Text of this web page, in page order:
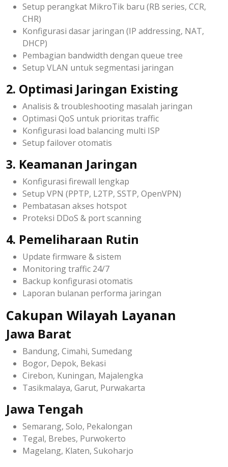
Setup perangkat MikroTik baru (RB series, CCR,
CHR)
Konfigurasi dasar jaringan (IP addressing, NAT,
DHCP)
Pembagian bandwidth dengan queue tree
Setup VLAN untuk segmentasi jaringan
2. Optimasi Jaringan Existing
Analisis & troubleshooting masalah jaringan
Optimasi QoS untuk prioritas traffic
Konfigurasi load balancing multi ISP
Setup failover otomatis
3. Keamanan Jaringan
Konfigurasi firewall lengkap
Setup VPN (PPTP, L2TP, SSTP, OpenVPN)
Pembatasan akses hotspot
Proteksi DDoS & port scanning
4. Pemeliharaan Rutin
Update firmware & sistem
Monitoring traffic 24/7
Backup konfigurasi otomatis
Laporan bulanan performa jaringan
Cakupan Wilayah Layanan
Jawa Barat
Bandung, Cimahi, Sumedang
Bogor, Depok, Bekasi
Cirebon, Kuningan, Majalengka
Tasikmalaya, Garut, Purwakarta
Jawa Tengah
Semarang, Solo, Pekalongan
Tegal, Brebes, Purwokerto
Magelang, Klaten, Sukoharjo